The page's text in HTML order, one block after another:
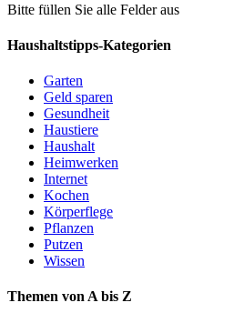
Bitte füllen Sie alle Felder aus
Haushaltstipps-Kategorien
Garten
Geld sparen
Gesundheit
Haustiere
Haushalt
Heimwerken
Internet
Kochen
Körperflege
Pflanzen
Putzen
Wissen
Themen von A bis Z